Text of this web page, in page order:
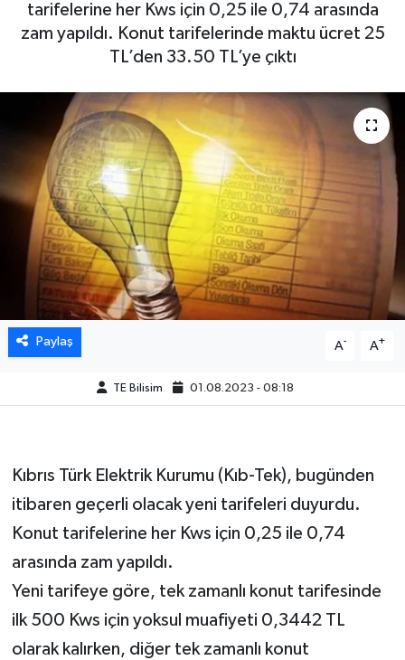
tarifelerine her Kws için 0,25 ile 0,74 arasında
zam yapıldı. Konut tarifelerinde maktu ücret 25
TL’den 33.50 TL’ye çıktı
Paylaş A- A+
TE Bilisim 01.08.2023 - 08:18
Kıbrıs Türk Elektrik Kurumu (Kıb-Tek), bugünden
itibaren geçerli olacak yeni tarifeleri duyurdu.
Konut tarifelerine her Kws için 0,25 ile 0,74
arasında zam yapıldı.
Yeni tarifeye göre, tek zamanlı konut tarifesinde
ilk 500 Kws için yoksul muafiyeti 0,3442 TL
olarak kalırken, diğer tek zamanlı konut